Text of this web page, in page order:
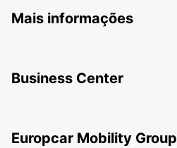
Mais informações
Business Center
Europcar Mobility Group